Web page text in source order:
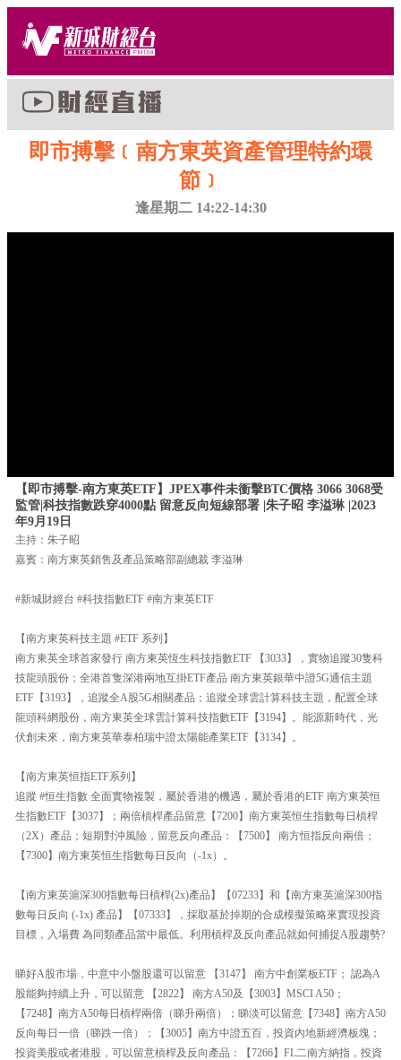
即市搏擊﹝南方東英資產管理特約環
節﹞
逢星期二 14:22-14:30
【即市搏擊-南方東英ETF】JPEX事件未衝擊BTC價格 3066 3068受
監管|科技指數跌穿4000點 留意反向短線部署 |朱子昭 李溢琳 |2023
年9月19日
主持：朱子昭
嘉賓：南方東英銷售及產品策略部副總裁 李溢琳
#新城財經台 #科技指數ETF #南方東英ETF
【南方東英科技主題 #ETF 系列】
南方東英全球首家發行 南方東英恆生科技指數ETF 【3033】，實物追蹤30隻科
技龍頭股份；全港首隻深港兩地互掛ETF產品 南方東英銀華中證5G通信主題
ETF【3193】，追蹤全A股5G相關產品；追蹤全球雲計算科技主題，配置全球
龍頭科網股份，南方東英全球雲計算科技指數ETF【3194】。能源新時代，光
伏創未來，南方東英華泰柏瑞中證太陽能產業ETF【3134】。
【南方東英恒指ETF系列】
追蹤 #恒生指數 全面實物複製，屬於香港的機遇，屬於香港的ETF 南方東英恒
生指數ETF【3037】；兩倍槓桿產品留意【7200】南方東英恒生指數每日槓桿
（2X）產品；短期對沖風險，留意反向產品：【7500】 南方恒指反向兩倍；
【7300】南方東英恒生指數每日反向（-1x）。
【南方東英滬深300指數每日槓桿(2x)產品】【07233】和【南方東英滬深300指
數每日反向 (-1x) 產品】【07333】，採取基於掉期的合成模擬策略來實現投資
目標，入場費 為同類產品當中最低。利用槓桿及反向產品就如何捕捉A股趨勢?
睇好A股市場，中意中小盤股還可以留意 【3147】 南方中創業板ETF； 認為A
股能夠持續上升，可以留意 【2822】 南方A50及【3003】MSCI A50；
【7248】南方A50每日槓桿兩倍（睇升兩倍）；睇淡可以留意【7348】南方A50
反向每日一倍（睇跌一倍）；【3005】南方中證五百，投資內地新經濟板塊；
投資美股或者港股，可以留意槓桿及反向產品：【7266】FL二南方納指，投資